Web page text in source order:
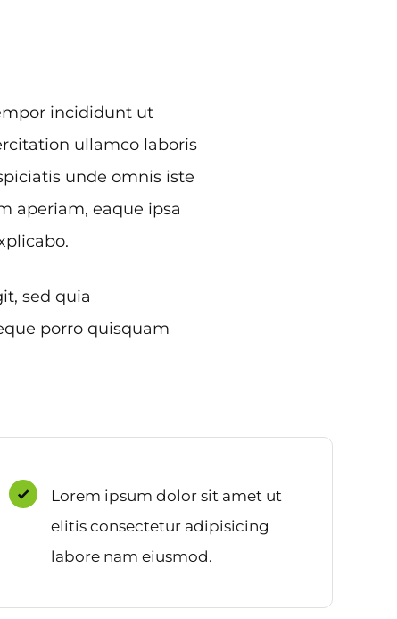
incididunt ut
ullamco laboris
unde omnis iste
aperiam, eaque ipsa
sed quia
porro quisquam
Lorem ipsum dolor sit amet ut
elitis consectetur adipisicing
labore nam eiusmod.